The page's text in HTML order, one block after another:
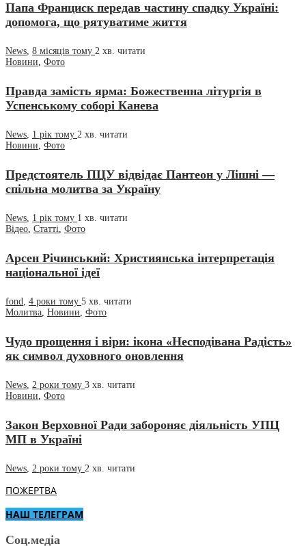
Папа Франциск передав частину спадку Україні:
допомога, що рятуватиме життя
News, 8 місяців тому 2 хв. читати
Новини, Фото
Правда замість ярма: Божественна літургія в
Успенському соборі Канева
News, 1 рік тому 2 хв. читати
Новини, Фото
Предстоятель ПЦУ відвідає Пантеон у Лішні —
спільна молитва за Україну
News, 1 рік тому 1 хв. читати
Відео, Статті, Фото
Арсен Річинський: Християнська інтерпретація
національної ідеї
fond 4 роки тому 5 хв. читати
Молитва Новини Фото
Чудо прощення і віри: ікона «Несподівана Радість»
як символ духовного оновлення
News 2 роки тому 3 хв. читати
Новини Фото
Закон Верховної Ради забороняє діяльність УПЦ
МП в Україні
News 2 роки тому 2 хв. читати
ПОЖЕРТВА
НАШ ТЕЛЕГРАМ
Соц.медіа